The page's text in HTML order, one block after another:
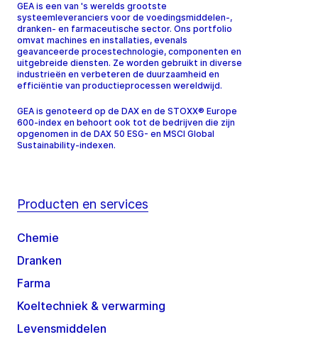
GEA is een van 's werelds grootste
systeemleveranciers voor de voedingsmiddelen-,
dranken- en farmaceutische sector. Ons portfolio
omvat machines en installaties, evenals
geavanceerde procestechnologie, componenten en
uitgebreide diensten. Ze worden gebruikt in diverse
industrieën en verbeteren de duurzaamheid en
efficiëntie van productieprocessen wereldwijd.
GEA is genoteerd op de DAX en de STOXX® Europe
600-index en behoort ook tot de bedrijven die zijn
opgenomen in de DAX 50 ESG- en MSCI Global
Sustainability-indexen.
Producten en services
Chemie
Dranken
Farma
Koeltechniek & verwarming
Levensmiddelen